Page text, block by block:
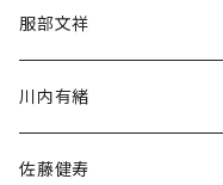
服部文祥
川内有緒
佐藤健寿